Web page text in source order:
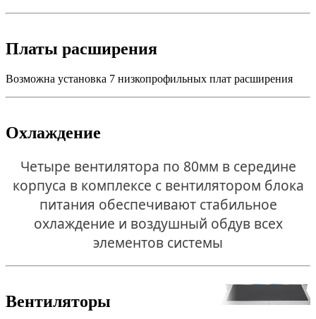
Платы расширения
Возможна установка 7 низкопрофильных плат расширения
Охлаждение
Четыре вентилятора по 80мм в середине
корпуса в комплексе с вентилятором блока
питания обеспечивают стабильное
охлаждение и воздушный обдув всех
элементов системы
Вентиляторы